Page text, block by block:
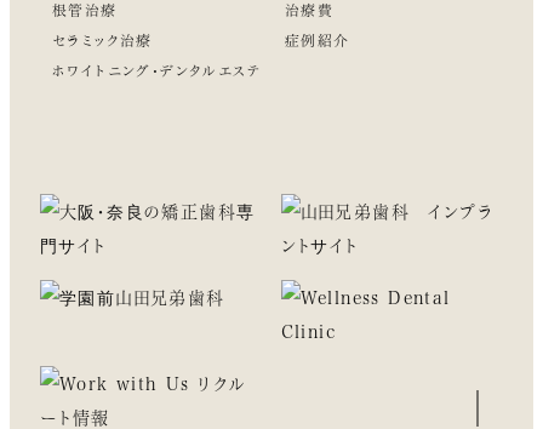
根管治療
セラミック治療
ホワイトニング・デンタルエステ
治療費
症例紹介